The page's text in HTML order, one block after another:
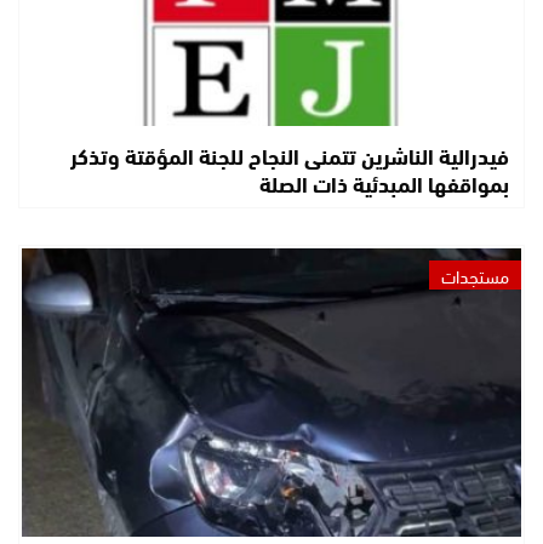
فيدرالية الناشرين تتمنى النجاح للجنة المؤقتة وتذكر
بمواقفها المبدئية ذات الصلة
مستجدات